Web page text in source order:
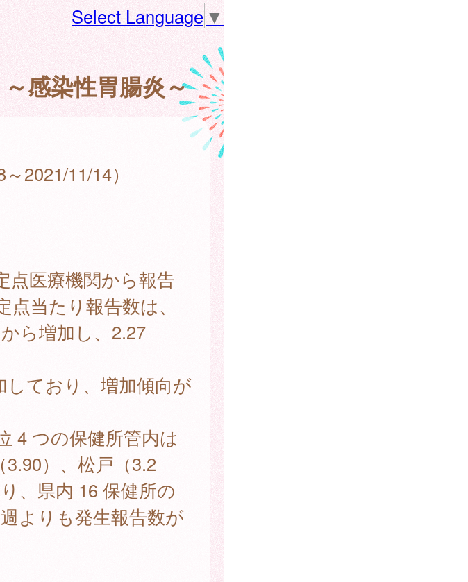
Select Language▼
感染性胃腸炎～
2021/11/14）
点医療機関から報告
当たり報告数は、
ら増加し、2.27
しており、増加傾向が
4 つの保健所管内は
）、松戸（3.2
、県内 16 保健所の
よりも発生報告数が